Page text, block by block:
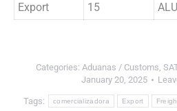
Export
15
Categories: Aduanas / Customs,
January 20, 2025
Tags: comercializadora Export